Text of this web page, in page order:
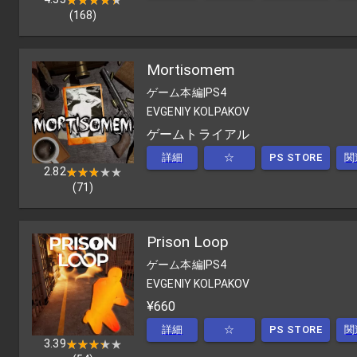
(168)
2.82★★★★★
★★★★★
(71 )
Mortisomem
ゲーム本編|PS4
EVGENIY KOLPAKOV
ゲームトライアル
詳細 ☆ PS STORE
3.39★★★★★
★★★★★
Prison Loop
ゲーム本編|PS4
EVGENIY KOLPAKOV
¥660
詳細 ☆ PS STORE